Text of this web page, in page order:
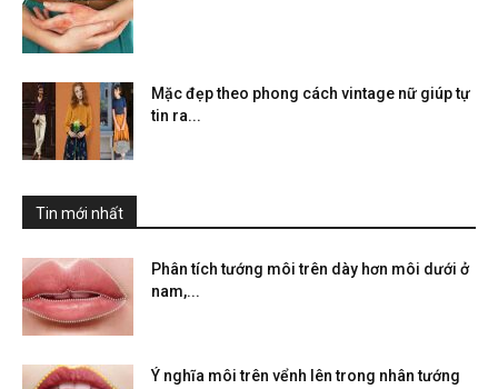
Mặc đẹp theo phong cách vintage nữ giúp tự
tin ra...
Tin mới nhất
Phân tích tướng môi trên dày hơn môi dưới ở
nam,...
Ý nghĩa môi trên vểnh lên trong nhân tướng